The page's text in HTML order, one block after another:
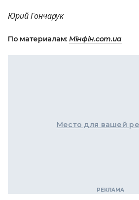
Юрий Гончарук
По материалам: Мінфін.com.ua
Место для вашей